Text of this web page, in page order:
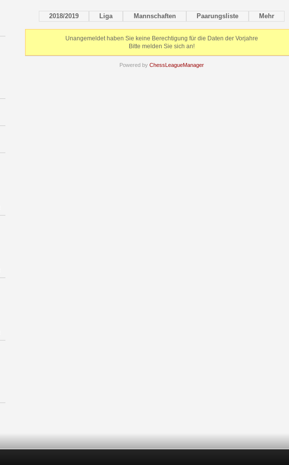
2018/2019 Liga Mannschaften Paarungsliste Mehr
Unangemeldet haben Sie keine Berechtigung für die Daten der Vorjahre
Bitte melden Sie sich an!
Powered by ChessLeagueManager